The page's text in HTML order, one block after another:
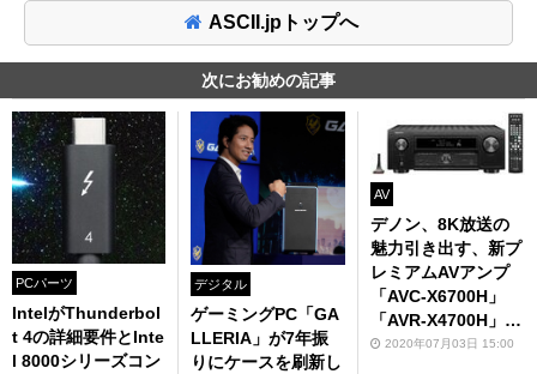
ASCII.jpトップへ
次にお勧めの記事
PCパーツ
IntelがThunderbol
t 4の詳細要件とInte
l 8000シリーズコン
デジタル
ゲーミングPC「GA
LLERIA」が7年振
りにケースを刷新し
AV
デノン、8K放送の
魅力引き出す、新プ
レミアムAVアンプ
「AVC-X6700H」
「AVR-X4700H」発
表2020年07月03日 15:00